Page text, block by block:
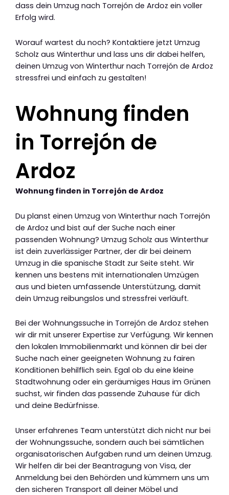
dass dein Umzug nach Torrejón de Ardoz ein voller
Erfolg wird.
Worauf wartest du noch? Kontaktiere jetzt Umzug
Scholz aus Winterthur und lass uns dir dabei helfen,
deinen Umzug von Winterthur nach Torrejón de Ardoz
stressfrei und einfach zu gestalten!
Wohnung finden
in Torrejón de
Ardoz
Wohnung finden in Torrejón de Ardoz
Du planst einen Umzug von Winterthur nach Torrejón
de Ardoz und bist auf der Suche nach einer
passenden Wohnung? Umzug Scholz aus Winterthur
ist dein zuverlässiger Partner, der dir bei deinem
Umzug in die spanische Stadt zur Seite steht. Wir
kennen uns bestens mit internationalen Umzügen
aus und bieten umfassende Unterstützung, damit
dein Umzug reibungslos und stressfrei verläuft.
Bei der Wohnungssuche in Torrejón de Ardoz stehen
wir dir mit unserer Expertise zur Verfügung. Wir kennen
den lokalen Immobilienmarkt und können dir bei der
Suche nach einer geeigneten Wohnung zu fairen
Konditionen behilflich sein. Egal ob du eine kleine
Stadtwohnung oder ein geräumiges Haus im Grünen
suchst, wir finden das passende Zuhause für dich
und deine Bedürfnisse.
Unser erfahrenes Team unterstützt dich nicht nur bei
der Wohnungssuche, sondern auch bei sämtlichen
organisatorischen Aufgaben rund um deinen Umzug.
Wir helfen dir bei der Beantragung von Visa, der
Anmeldung bei den Behörden und kümmern uns um
den sicheren Transport all deiner Möbel und